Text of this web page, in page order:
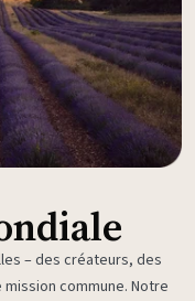
– des créateurs, des
commune. Notre